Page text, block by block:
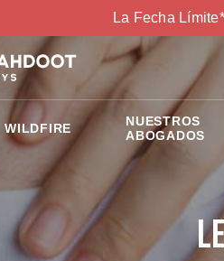
La Fecha
WILDFIRE
NUESTROS
ABOGADOS